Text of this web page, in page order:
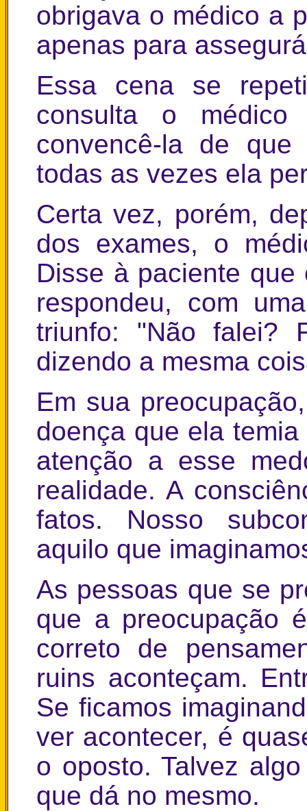
obrigava o médico a
apenas para
Essa cena se
consulta o
convencê-la de
todas as vezes ela
Certa vez, porém,
dos exames, o
Disse à paciente
respondeu, com
triunfo: "Não falei?
dizendo a mesma
Em sua
doença que ela
atenção a esse
realidade. A
fatos. Nosso
aquilo que
As pessoas que se
que a preocupação
correto de
ruins aconteçam.
Se ficamos
ver acontecer, é
o oposto. Talvez
que dá no mesmo.